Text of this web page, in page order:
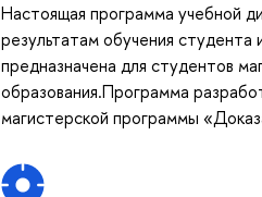
Настоящая программа учебной
результатам обучения
предназначена для студентов
образования.Программа
магистерской программы